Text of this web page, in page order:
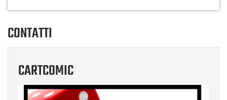
CONTATTI
CARTCOMIC